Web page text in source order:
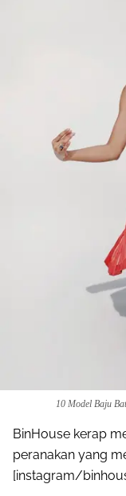
10 Model Baju
BinHouse kerap
peranakan yang
[instagram/